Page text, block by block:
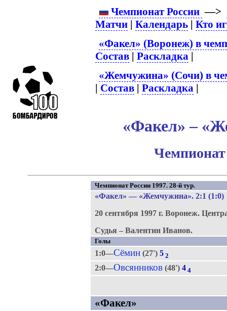
Чемпионат России —>
Матчи |Календарь |Кто
«Факел» (Воронеж) в
Состав |Раскладка |
«Жемчужина» (Сочи) в
| Состав |Раскладка |
«Факел» –
Чемпионат
Чемпионат России 1997. 28-й тур.
«Факел» — «Жемчужина». 2:1 (1:0)
20 сентября 1997 г. Воронеж.
Судья – Валентин Иванов.
Голы
1:0—Сёмин(27') 5 2
2:0—Овсянников(48') 4 4
«Факел»